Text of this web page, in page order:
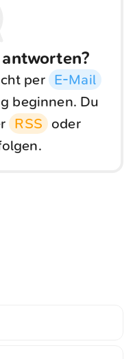
per E-Mail
beginnen. Du
RSS oder